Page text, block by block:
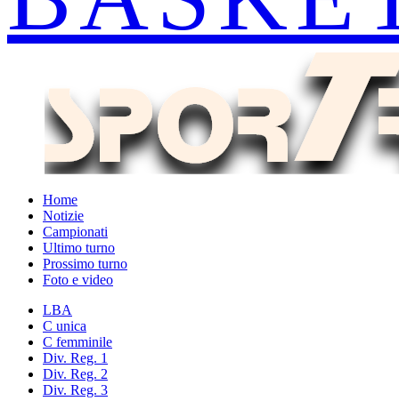
Home
Notizie
Campionati
Ultimo turno
Prossimo turno
Foto e video
LBA
C unica
C femminile
Div. Reg. 1
Div. Reg. 2
Div. Reg. 3